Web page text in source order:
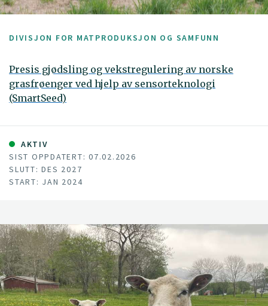
DIVISJON FOR MATPRODUKSJON OG SAMFUNN
Presis gjødsling og vekstregulering av norske
grasfrøenger ved hjelp av sensorteknologi
(SmartSeed)
AKTIV
SIST OPPDATERT: 07.02.2026
SLUTT: DES 2027
START: JAN 2024